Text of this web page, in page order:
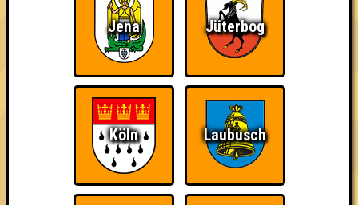
Wir sind immer bei
Nerven aus Stahl
The Amount of
Teilnahmen is too
damn high
Ich war da, vor 3000
Da-Da Da! Da-Da Da! Teil der Oberschicht
Jena Jüterbog
Köln Laubusch